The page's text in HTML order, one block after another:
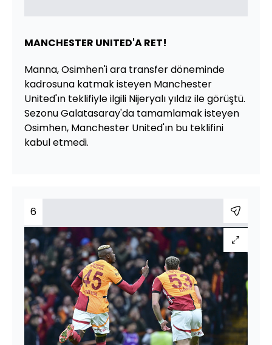
MANCHESTER UNITED'A RET!
Manna, Osimhen'i ara transfer döneminde
kadrosuna katmak isteyen Manchester
United'ın teklifiyle ilgili Nijeryalı yıldız ile görüştü.
Sezonu Galatasaray'da tamamlamak isteyen
Osimhen, Manchester United'ın bu teklifini
kabul etmedi.
6